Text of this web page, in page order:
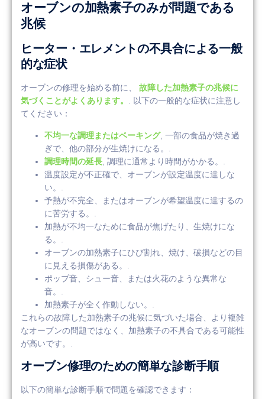
オーブンの加熱素子のみが問題である
兆候
ヒーター・エレメントの不具合による一般
的な症状
オーブンの修理を始める前に、 故障した加熱素子の兆候に
気づくことがよくあります。 . 以下の一般的な症状に注意し
てください：
不均一な調理またはベーキング, 一部の食品が焼き過
ぎで、他の部分が生焼けになる。.
調理時間の延長 , 調理に通常より時間がかかる。.
温度設定が不正確で、オーブンが設定温度に達しな
い。.
予熱が不完全、またはオーブンが希望温度に達するの
に苦労する。.
加熱が不均一なために食品が焦げたり、生焼けにな
る。.
オーブンの加熱素子にひび割れ、焼け、破損などの目
に見える損傷がある。.
ポップ音、シュー音、または火花のような異常な
音。.
加熱素子が全く作動しない。.
これらの故障した加熱素子の兆候に気づいた場合、より複雑
なオーブンの問題ではなく、加熱素子の不具合である可能性
が高いです。.
オーブン修理のための簡単な診断手順
以下の簡単な診断手順で問題を確認できます：